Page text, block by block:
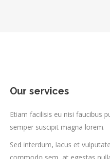
Our services
Etiam facilisis eu nisi faucibus
semper suscipit magna lorem.
Sed interdum, lacus et